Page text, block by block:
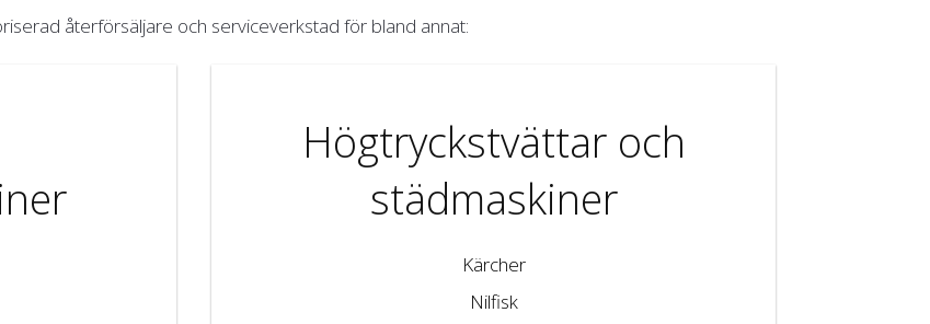
återförsäljare och serviceverkstad för bland annat:
Högtryckstvättar och
städmaskiner
Kärcher
Nilfisk